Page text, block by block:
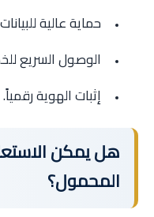
حماية عالية
الوصول السريع
إثبات الهوية رقمياً.
هل يمكن
المحمول؟